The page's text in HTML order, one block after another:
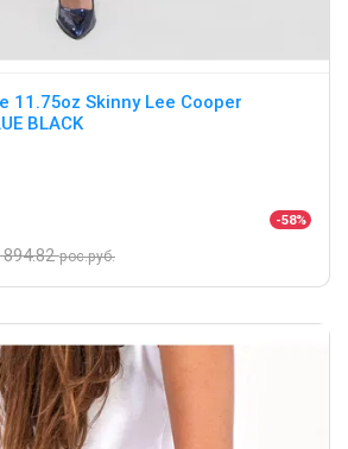
Skinny Lee Cooper
BLACK
-58%
894.82рос.руб.